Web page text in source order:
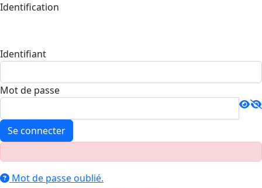
Identification
Identifiant
Mot de passe
Se connecter
Mot de passe oublié.